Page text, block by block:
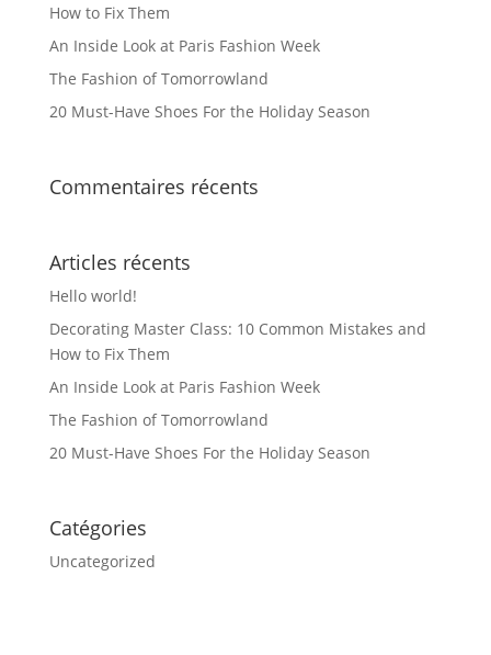
How to Fix Them
An Inside Look at Paris Fashion Week
The Fashion of Tomorrowland
20 Must-Have Shoes For the Holiday Season
Commentaires récents
Articles récents
Hello world!
Decorating Master Class: 10 Common Mistakes and
How to Fix Them
An Inside Look at Paris Fashion Week
The Fashion of Tomorrowland
20 Must-Have Shoes For the Holiday Season
Catégories
Uncategorized